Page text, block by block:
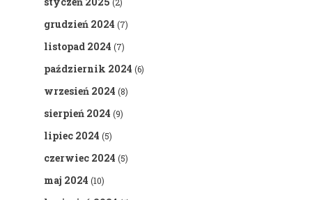
grudzień 2024 (7)
listopad 2024 (7)
październik 2024 (6)
wrzesień 2024 (8)
sierpień 2024 (9)
lipiec 2024 (5)
czerwiec 2024 (5)
maj 2024 (10)